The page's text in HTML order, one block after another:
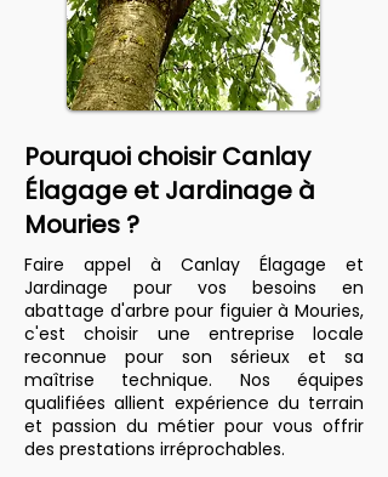
Pourquoi choisir Canlay
Élagage et Jardinage à
Mouries ?
Faire appel à Canlay Élagage et
Jardinage pour vos besoins en
abattage d'arbre pour figuier à Mouries,
c'est choisir une entreprise locale
reconnue pour son sérieux et sa
maîtrise technique. Nos équipes
qualifiées allient expérience du terrain
et passion du métier pour vous offrir
des prestations irréprochables.